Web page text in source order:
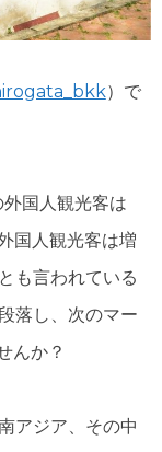
）で
国人観光客は
国人観光客は増
も言われている
落し、次のマー
んか？
アジア、その中